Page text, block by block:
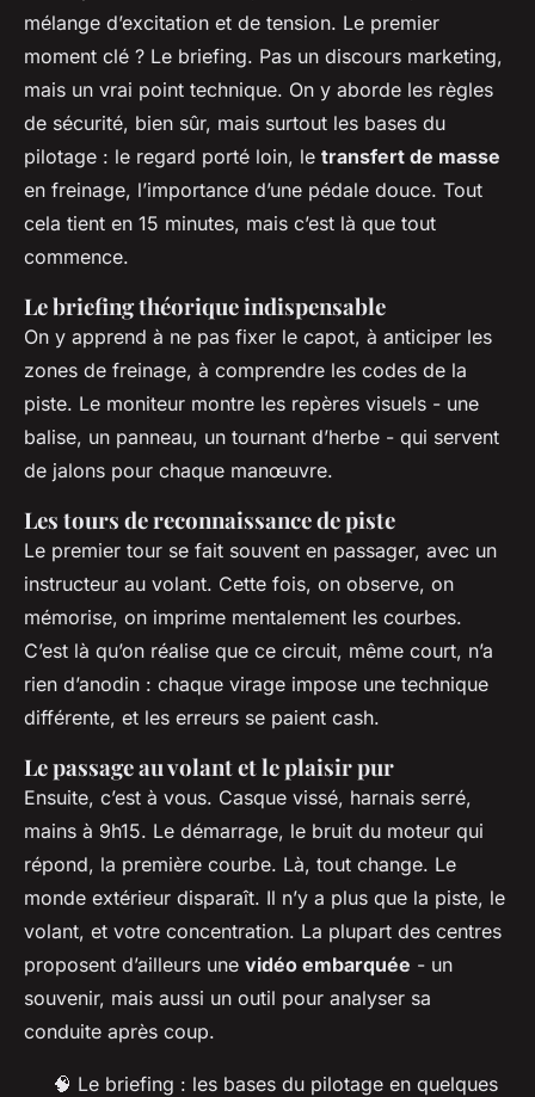
mélange d’excitation et de tension. Le premier
moment clé ? Le briefing. Pas un discours marketing,
mais un vrai point technique. On y aborde les règles
de sécurité, bien sûr, mais surtout les bases du
pilotage : le regard porté loin, le transfert de masse
en freinage, l’importance d’une pédale douce. Tout
cela tient en 15 minutes, mais c’est là que tout
commence.
Le briefing théorique indispensable
On y apprend à ne pas fixer le capot, à anticiper les
zones de freinage, à comprendre les codes de la
piste. Le moniteur montre les repères visuels - une
balise, un panneau, un tournant d’herbe - qui servent
de jalons pour chaque manœuvre.
Les tours de reconnaissance de piste
Le premier tour se fait souvent en passager, avec un
instructeur au volant. Cette fois, on observe, on
mémorise, on imprime mentalement les courbes.
C’est là qu’on réalise que ce circuit, même court, n’a
rien d’anodin : chaque virage impose une technique
différente, et les erreurs se paient cash.
Le passage au volant et le plaisir pur
Ensuite, c’est à vous. Casque vissé, harnais serré,
mains à 9h15. Le démarrage, le bruit du moteur qui
répond, la première courbe. Là, tout change. Le
monde extérieur disparaît. Il n’y a plus que la piste, le
volant, et votre concentration. La plupart des centres
proposent d’ailleurs une vidéo embarquée - un
souvenir, mais aussi un outil pour analyser sa
conduite après coup.
🧠 Le briefing : les bases du pilotage en quelques